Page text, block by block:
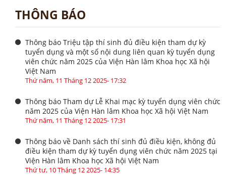
THÔNG BÁO
Thông báo Triệu tập thí sinh đủ điều kiện tham dự kỳ
tuyển dụng và một số nội dung liên quan kỳ tuyển dụng
viên chức năm 2025 của Viện Hàn lâm Khoa học Xã hội
Việt Nam
Thứ năm, 11 Tháng 12 2025- 17:32
Thông báo Tham dự Lễ Khai mạc kỳ tuyển dụng viên chức
năm 2025 của Viện Hàn lâm Khoa học Xã hội Việt Nam
Thứ năm, 11 Tháng 12 2025- 17:31
Thông báo về Danh sách thí sinh đủ điều kiện, không đủ
điều kiện tham dự kỳ tuyển dụng viên chức năm 2025 tại
Viện Hàn lâm Khoa học Xã hội Việt Nam
Thứ tư, 10 Tháng 12 2025- 14:35